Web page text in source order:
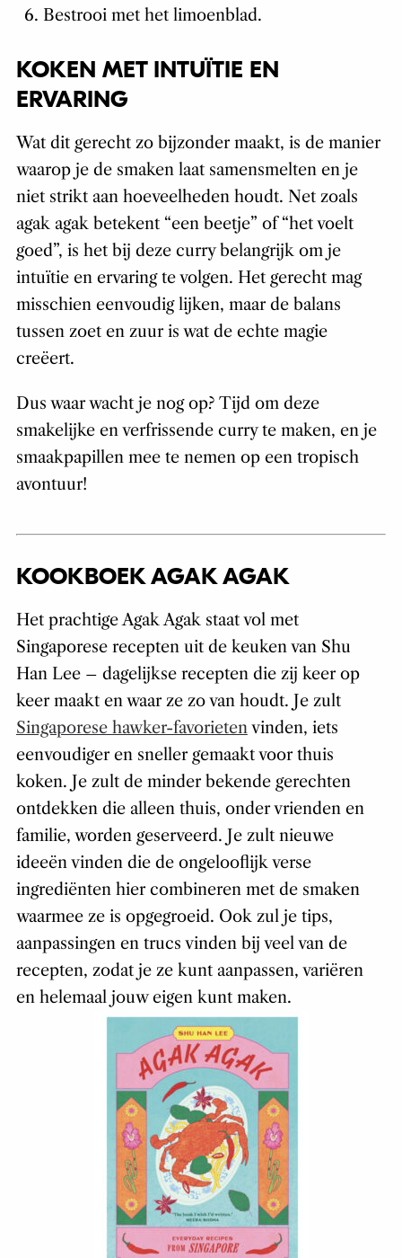
Bestrooi met het limoenblad.
KOKEN MET INTUÏTIE EN
ERVARING
Wat dit gerecht zo bijzonder maakt, is de manier
waarop je de smaken laat samensmelten en je
niet strikt aan hoeveelheden houdt. Net zoals
agak agak betekent “een beetje” of “het voelt
goed”, is het bij deze curry belangrijk om je
intuïtie en ervaring te volgen. Het gerecht mag
misschien eenvoudig lijken, maar de balans
tussen zoet en zuur is wat de echte magie
creëert.
Dus waar wacht je nog op? Tijd om deze
smakelijke en verfrissende curry te maken, en je
smaakpapillen mee te nemen op een tropisch
avontuur!
KOOKBOEK AGAK AGAK
Het prachtige Agak Agak staat vol met
Singaporese recepten uit de keuken van Shu
Han Lee – dagelijkse recepten die zij keer op
keer maakt en waar ze zo van houdt. Je zult
Singaporese hawker-favorietenvinden, iets
eenvoudiger en sneller gemaakt voor thuis
koken. Je zult de minder bekende gerechten
ontdekken die alleen thuis, onder vrienden en
familie, worden geserveerd. Je zult nieuwe
ideeën vinden die de ongelooflijk verse
ingrediënten hier combineren met de smaken
waarmee ze is opgegroeid. Ook zul je tips,
aanpassingen en trucs vinden bij veel van de
recepten, zodat je ze kunt aanpassen, variëren
en helemaal jouw eigen kunt maken.